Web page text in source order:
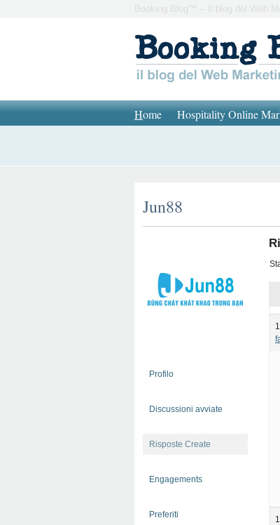
Booking Blog™ – Il blog del Web
Home Hospitality Online
Jun88
Profilo
Discussioni avviate
Risposte Create
Engagements
Preferiti